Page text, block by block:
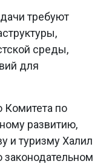
требуют
среды,
для
Комитета по
развитию,
и туризму Халил
законодательном